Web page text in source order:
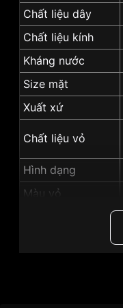
Chất liệu dây
Chất liệu kính
Kháng nước
Size mặt
Xuất xứ
Chất liệu vỏ
Hình dạng
Màu vỏ